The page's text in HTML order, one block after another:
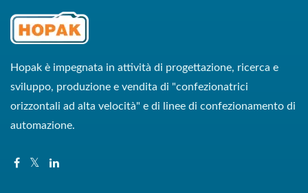
Hopak è impegnata in attività di progettazione, ricerca e
sviluppo, produzione e vendita di "confezionatrici
orizzontali ad alta velocità" e di linee di confezionamento di
automazione.